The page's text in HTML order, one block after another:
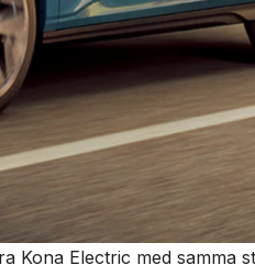
Kona Electric med samma